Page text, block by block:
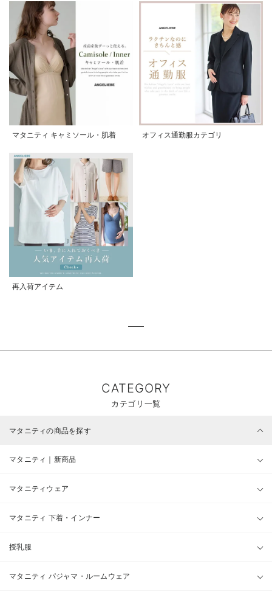
マタニティ キャミソール・肌着 オフィス通勤服カテゴリ
再入荷アイテム
CATEGORY
カテゴリ一覧
マタニティの商品を探す
マタニティ｜新商品
マタニティウェア
マタニティ 下着・インナー
授乳服
マタニティ パジャマ・ルームウェア